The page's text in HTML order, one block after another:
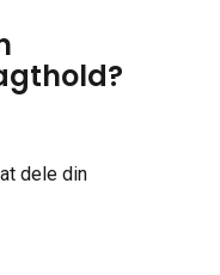
dele din